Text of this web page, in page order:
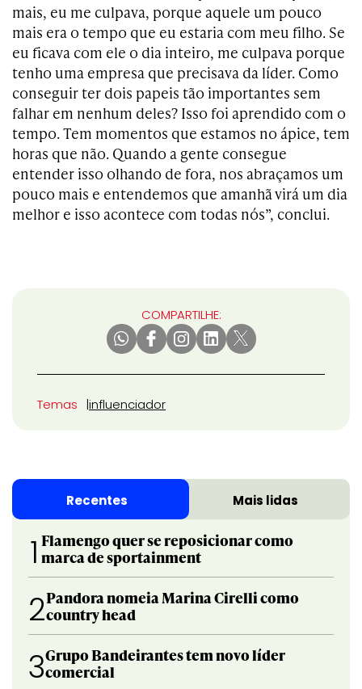
mais, eu me culpava, porque aquele um pouco
mais era o tempo que eu estaria com meu filho. Se
eu ficava com ele o dia inteiro, me culpava porque
tenho uma empresa que precisava da líder. Como
conseguir ter dois papeis tão importantes sem
falhar em nenhum deles? Isso foi aprendido com o
tempo. Tem momentos que estamos no ápice, tem
horas que não. Quando a gente consegue
entender isso olhando de fora, nos abraçamos um
pouco mais e entendemos que amanhã virá um dia
melhor e isso acontece com todas nós”, conclui.
COMPARTILHE:
Temas influenciador
Recentes Mais lidas
1 Flamengo quer se reposicionar como
marca de sportainment
2Pandora nomeia Marina Cirelli como
country head
3Grupo Bandeirantes tem novo líder
comercial